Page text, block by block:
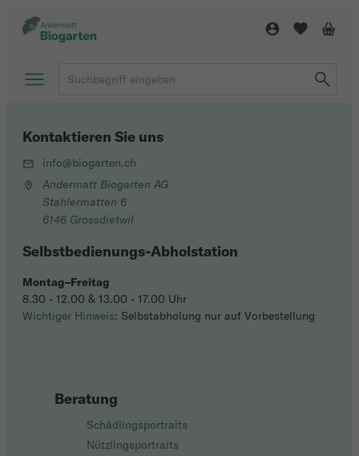
Beratung
Schädlingsportraits
Nützlingsportraits
Kontaktieren Sie uns
info@biogarten.ch
Andermatt Biogarten AG
Stahlermatten 6
6146 Grossdietwil
Selbstbedienungs-Abholstation
Montag–Freitag
8.30 - 12.00 & 13.00 - 17.00 Uhr
Wichtiger Hinweis: Selbstabholung nur auf Vorbestellung